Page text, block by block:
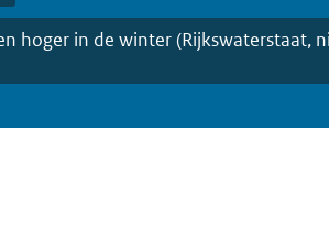
hoger in de winter (Rijkswaterstaat,